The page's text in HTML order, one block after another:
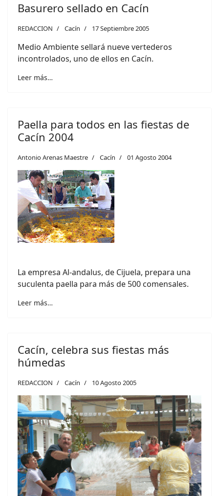
Basurero sellado en Cacín
REDACCION Cacín 17 Septiembre 2005
Medio Ambiente sellará nueve vertederos
incontrolados, uno de ellos en Cacín.
Leer más…
Paella para todos en las fiestas de
Cacín 2004
Antonio Arenas Maestre Cacín 01 Agosto 2004
La empresa Al-andalus, de Cijuela, prepara una
suculenta paella para más de 500 comensales.
Leer más…
Cacín, celebra sus fiestas más
húmedas
REDACCION Cacín 10 Agosto 2005